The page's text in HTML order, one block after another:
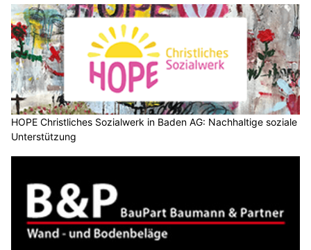
HOPE Christliches Sozialwerk in Baden AG: Nachhaltige soziale
Unterstützung